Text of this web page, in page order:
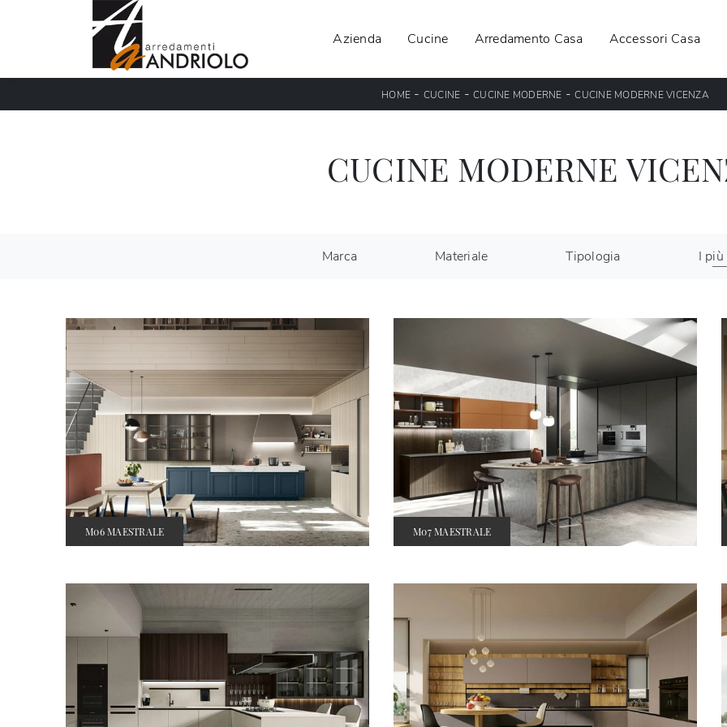
Azienda Cucine Arredamento Casa Accessori Casa
HOME - CUCINE -CUCINE MODERNE -CUCINE MODERNE VICENZA
CUCINE MODERNE
Marca Materiale Tipologia I
M06 MAESTRALE M07 MAESTRALE